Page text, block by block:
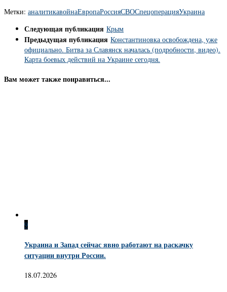
Метки: аналитикавойнаЕвропаРоссияСВОСпецоперацияУкраина
Следующая публикация Крым
Предыдущая публикация Константиновка освобождена, уже
официально. Битва за Славянск началась (подробности, видео).
Карта боевых действий на Украине сегодня.
Вам может также понравиться...
9
Украина и Запад сейчас явно работают на раскачку
ситуации внутри России.
18.07.2026